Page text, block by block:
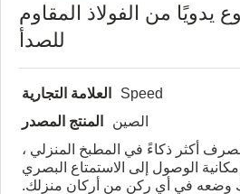
من الفولاذ المقاوم
للصدأ
العلامة التجارية
Speed
المنتج المصدر
الصين
أكثر ذكاءً في المطبخ المنزلي ،
الوصول إلى الاستمتاع البصري
وضعه في أي ركن من أركان منزلك.